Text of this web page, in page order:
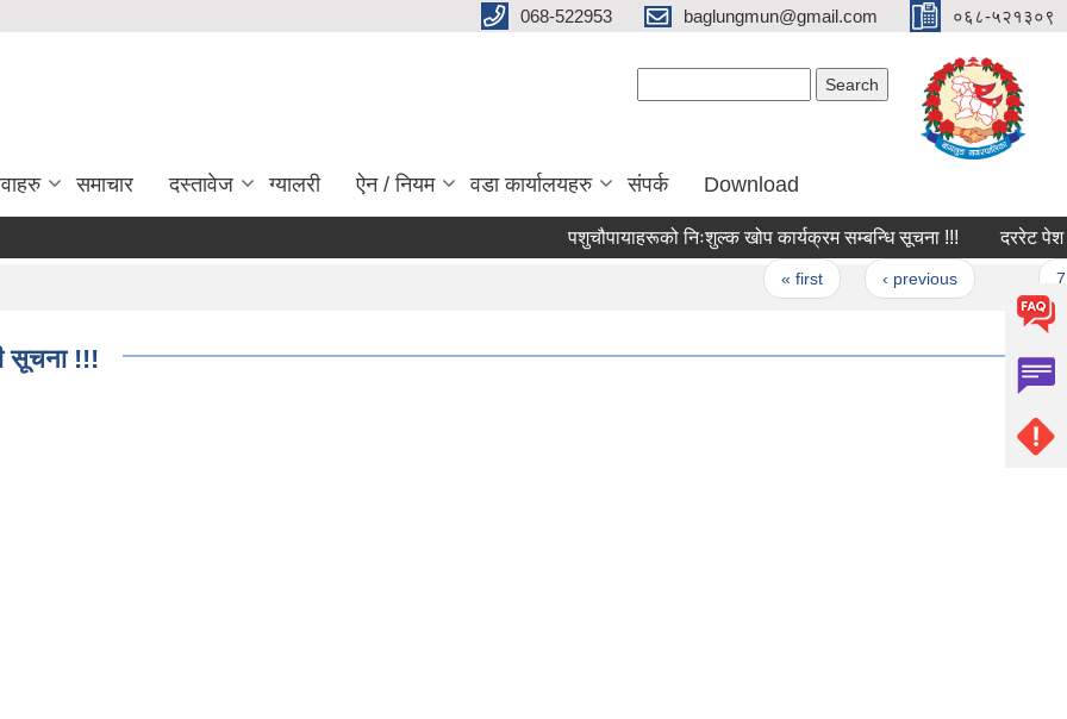
068-522953 baglungmun@gmail.com ०६८-५२१३०९
समाचार दस्तावेज ग्यालरी ऐन / नियम वडा कार्यालयहरु संपर्क Download
पशुचौपायाहरूको निःशुल्क खोप कार्यक्रम सम्बन्धि सूचना !!! दररेट पेश गर्ने
« first ‹ previous …
सूचना !!!